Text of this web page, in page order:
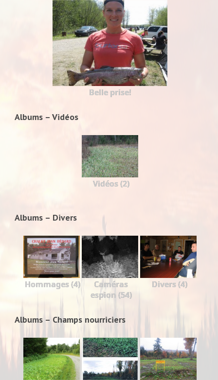
Belle prise!
Albums – Vidéos
Vidéos (2)
Albums – Divers
Hommages (4)
Caméras
espion (54)
Divers (4)
Albums – Champs nourriciers